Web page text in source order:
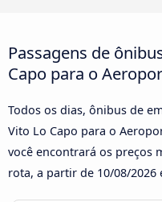
Passagens de
Capo para o
Todos os dias, ônibus de
Vito Lo Capo para o
você encontrará os preços
rota, a partir de 10/08/2026